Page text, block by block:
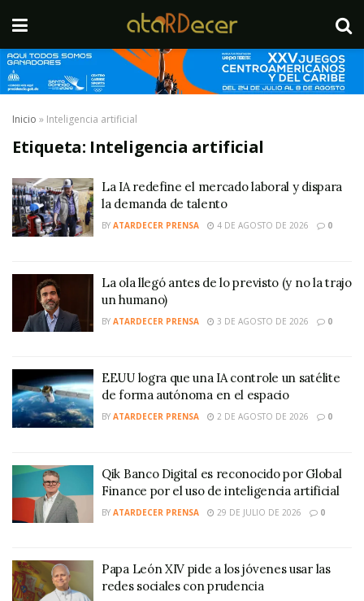
Inicio » Inteligencia artificial
Etiqueta: Inteligencia artificial
La IA redefine el mercado laboral y dispara
la demanda de talento
BY ATARDECER PRENSA 4 DE AGOSTO DE 2026 0
La ola llegó antes de lo previsto (y no la trajo
un humano)
BY ATARDECER PRENSA 3 DE AGOSTO DE 2026 0
EEUU logra que una IA controle un satélite
de forma autónoma en el espacio
BY ATARDECER PRENSA 2 DE AGOSTO DE 2026 0
Qik Banco Digital es reconocido por Global
Finance por el uso de inteligencia artificial
BY ATARDECER PRENSA 29 DE JULIO DE 2026 0
Papa León XIV pide a los jóvenes usar las
redes sociales con prudencia